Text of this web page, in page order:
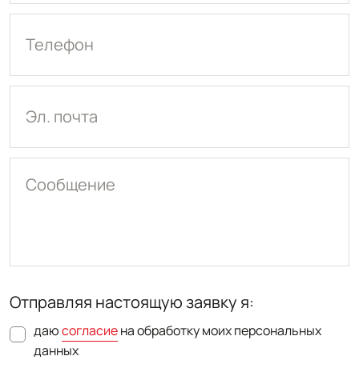
Телефон
Эл. почта
Сообщение
Отправляя настоящую заявку я:
даюсогласиена обработку моих персональных
данных